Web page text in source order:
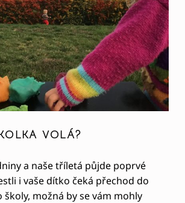
VOLÁ?
a naše tříletá půjde poprvé
i vaše dítko čeká přechod do
školy, možná by se vám mohly